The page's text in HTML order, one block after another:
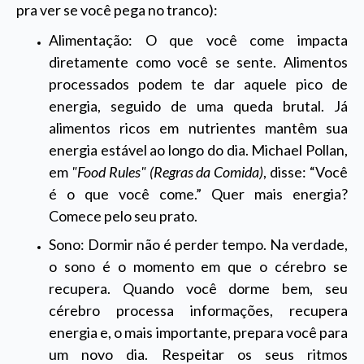
pra ver se você pega no tranco):
Alimentação: O que você come impacta
diretamente como você se sente. Alimentos
processados podem te dar aquele pico de
energia, seguido de uma queda brutal. Já
alimentos ricos em nutrientes mantêm sua
energia estável ao longo do dia. Michael Pollan,
em "Food Rules" (Regras da Comida), disse: “Você
é o que você come.” Quer mais energia?
Comece pelo seu prato.
Sono: Dormir não é perder tempo. Na verdade,
o sono é o momento em que o cérebro se
recupera. Quando você dorme bem, seu
cérebro processa informações, recupera
energia e, o mais importante, prepara você para
um novo dia. Respeitar os seus ritmos